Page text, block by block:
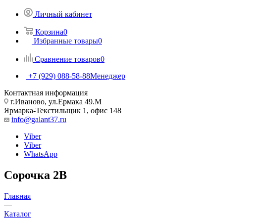
Личный кабинет
Корзина0
Избранные товары0
Сравнение товаров0
+7 (929) 088-58-88Менеджер
Контактная информация
г.Иваново, ул.Ермака 49.M
Ярмарка-Текстильщик 1, офис 148
info@galant37.ru
Viber
Viber
WhatsApp
Сорочка 2В
Главная
—
Каталог